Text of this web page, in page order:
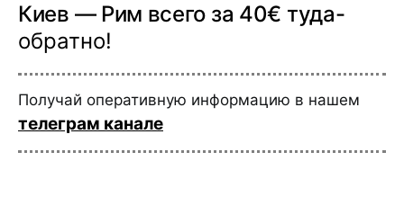
Киев — Рим всего за 40€ туда-
обратно!
Получай оперативную информацию в нашем
телеграм канале